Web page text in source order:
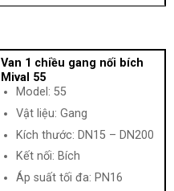
Van 1 chiều gang nối bích
Mival 55
Model: 55
Vật liệu: Gang
Kích thước: DN15 – DN200
Kết nối: Bích
Áp suất tối đa: PN16